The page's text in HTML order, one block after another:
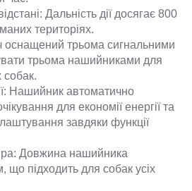
Дальність дії досягає 800
територіях.
трьома сигнальними
трьома нашийниками для
собак.
Нашийник автоматично
для економії енергії та
завдяки функції
Довжина нашийника
що підходить для собак усіх